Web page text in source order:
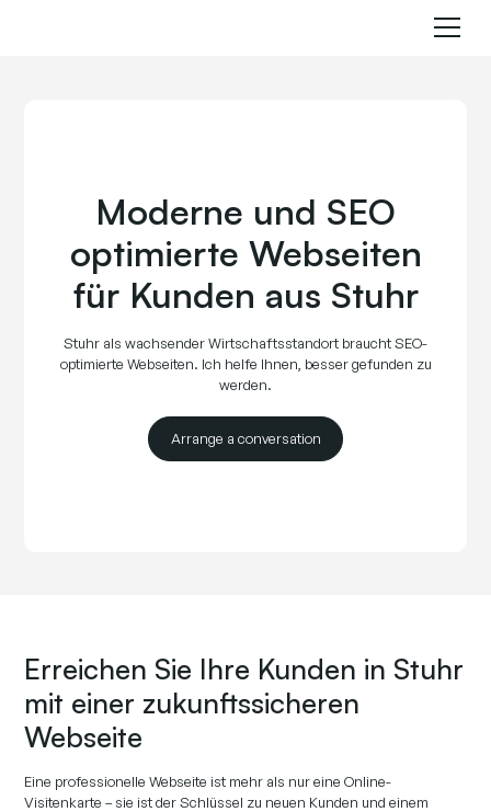
Moderne und SEO
optimierte Webseiten
für Kunden aus Stuhr
Stuhr als wachsender Wirtschaftsstandort braucht SEO-
optimierte Webseiten. Ich helfe Ihnen, besser gefunden zu
werden.
Arrange a conversation
Erreichen Sie Ihre Kunden in Stuhr
mit einer zukunftssicheren
Webseite
Eine professionelle Webseite ist mehr als nur eine Online-
Visitenkarte – sie ist der Schlüssel zu neuen Kunden und einem